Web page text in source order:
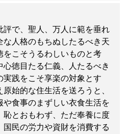
評で、聖人、万人に範を垂れ
な人格のもちぬしたるべき天
をこそうるわしいものと考
心徳目たる仁義、人たるべき
実践をこそ享楽の対象とす
原始的な住生活を送ろうと、
や食事のまずしい衣食生活を
恥とおもわず、ただ奉養に度
国民の労力や資財を消費する